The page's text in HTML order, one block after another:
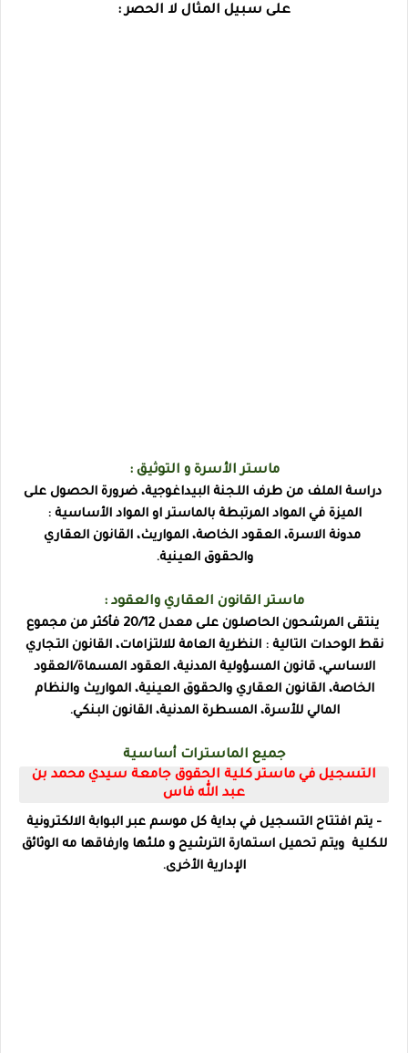
على سبيل المثال لا الحصر :
ماستر الأسرة و التوثيق :
دراسة الملف من طرف اللجنة البيداغوجية، ضرورة الحصول على
الميزة في المواد المرتبطة بالماستر او المواد الأساسية :
مدونة الاسرة، العقود الخاصة، المواريث، القانون العقاري
والحقوق العينية.
ماستر القانون العقاري والعقود :
ينتقى المرشحون الحاصلون على معدل 20/12 فأكثر من مجموع
نقط الوحدات التالية : النظرية العامة للالتزامات، القانون التجاري
الاساسي، قانون المسؤولية المدنية، العقود المسماة/العقود
الخاصة، القانون العقاري والحقوق العينية، المواريث والنظام
المالي للأسرة، المسطرة المدنية، القانون البنكي.
جميع الماسترات أساسية
التسجيل في ماستركلية الحقوق جامعة سيدي محمد بن
عبد الله فاس
- يتم افتتاح التسجيل في بداية كل موسم عبر البوابة الالكترونية
للكلية ويتم تحميل استمارة الترشيح و ملئها وارفاقها مه الوثائق
الإدارية الأخرى.